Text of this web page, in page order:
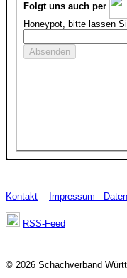
Folgt uns auch per
Honeypot, bitte lassen
Kontakt Impressum
RSS-Feed
© 2026 Schachverband